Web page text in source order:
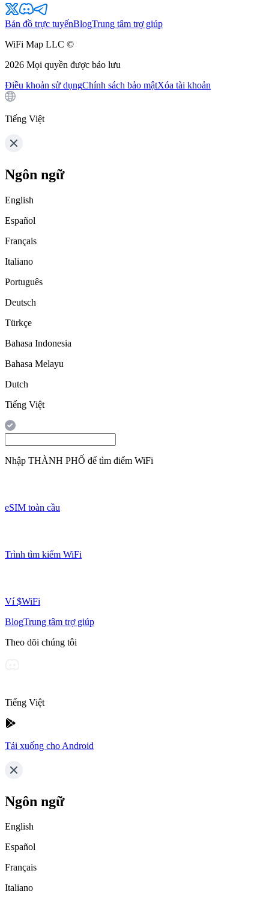
Bản đồ trực tuyếnBlogTrung tâm trợ giúp
WiFi Map LLC ©
2026 Mọi quyền được bảo lưu
Điều khoản sử dụngChính sách bảo mậtXóa tài khoản
Tiếng Việt
Ngôn ngữ
English
Español
Français
Italiano
Português
Deutsch
Türkçe
Bahasa Indonesia
Bahasa Melayu
Dutch
Tiếng Việt
Nhập THÀNH PHỐ để tìm điểm WiFi
eSIM toàn cầu
Trình tìm kiếm WiFi
Ví $WiFi
BlogTrung tâm trợ giúp
Theo dõi chúng tôi
Tiếng Việt
Tải xuống cho Android
Ngôn ngữ
English
Español
Français
Italiano